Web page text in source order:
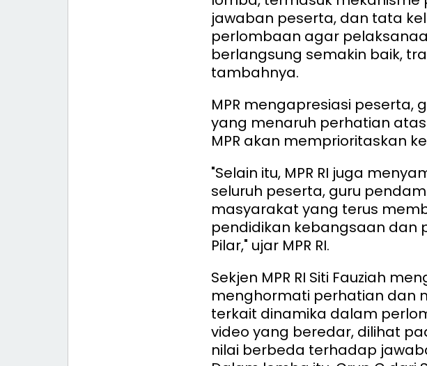
jawaban peserta, dan tata
perlombaan agar
berlangsung semakin baik,
tambahnya.
MPR mengapresiasi peserta,
yang menaruh perhatian
MPR akan memprioritaskan
"Selain itu, MPR RI juga
seluruh peserta, guru
masyarakat yang terus
pendidikan kebangsaan dan
Pilar," ujar MPR RI.
Sekjen MPR RI Siti Fauziah
menghormati perhatian dan
terkait dinamika dalam
video yang beredar, dilihat
nilai berbeda terhadap